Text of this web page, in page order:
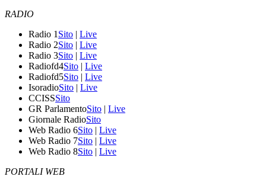
RADIO
Radio 1 Sito | Live
Radio 2Sito | Live
Radio 3Sito | Live
Radiofd4Sito | Live
Radiofd5Sito | Live
IsoradioSito | Live
CCISSSito
GR ParlamentoSito | Live
Giornale RadioSito
Web Radio 6Sito | Live
Web Radio 7Sito | Live
Web Radio 8Sito | Live
PORTALI WEB